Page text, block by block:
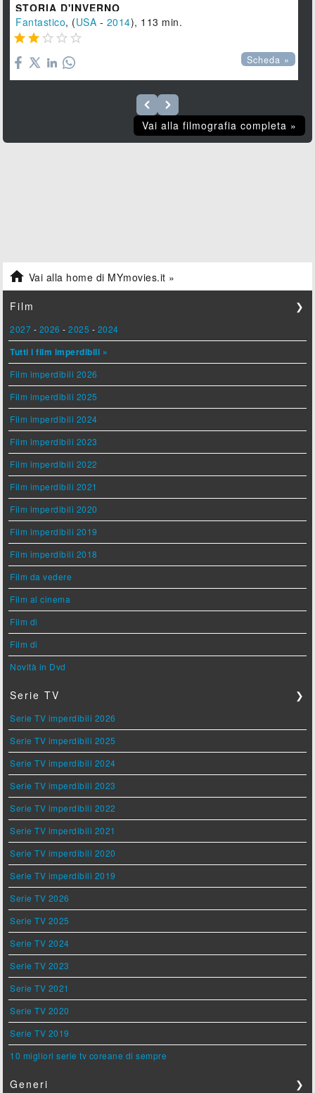
STORIA D'INVERNO
Fantastico, (USA - 2014), 113 min.
    
Scheda »
Vai alla filmografia completa »
 Vai alla home di MYmovies.it »
Film ❯
2027 - 2026 -2025 - 2024
Tutti i film imperdibili »
Film imperdibili 2026
Film imperdibili 2025
Film imperdibili 2024
Film imperdibili 2023
Film imperdibili 2022
Film imperdibili 2021
Film imperdibili 2020
Film imperdibili 2019
Film imperdibili 2018
Film da vedere
Film al cinema
Film di
Film di
Novità in Dvd
Serie TV ❯
Serie TV imperdibili 2026
Serie TV imperdibili 2025
Serie TV imperdibili 2024
Serie TV imperdibili 2023
Serie TV imperdibili 2022
Serie TV imperdibili 2021
Serie TV imperdibili 2020
Serie TV imperdibili 2019
Serie TV 2026
Serie TV 2025
Serie TV 2024
Serie TV 2023
Serie TV 2021
Serie TV 2020
Serie TV 2019
10 migliori serie tv coreane di sempre
Generi ❯